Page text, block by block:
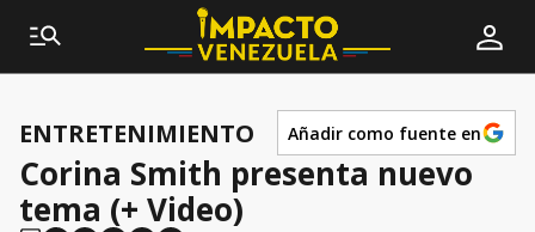
ENTRETENIMIENTO Añadir como fuente en
Corina Smith presenta nuevo
tema (+ Video)